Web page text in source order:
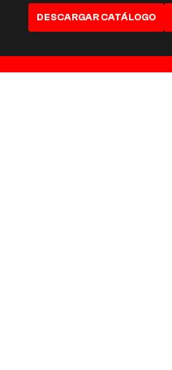
DESCARGAR CATÁLOGO